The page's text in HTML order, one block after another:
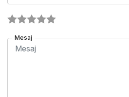
Mesaj